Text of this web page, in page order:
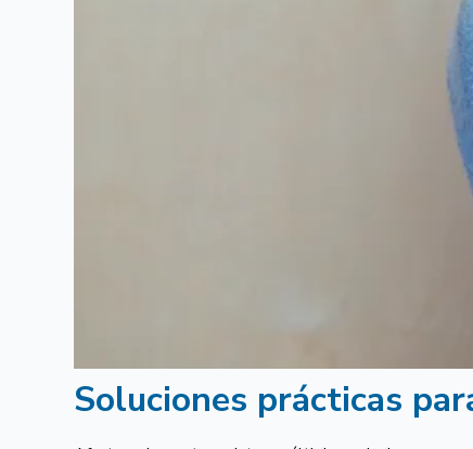
Soluciones prácticas